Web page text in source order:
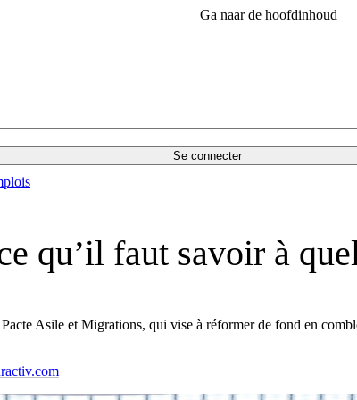
Ga naar de hoofdinhoud
Se connecter
qu’il faut savoir à
Asile et Migrations, qui vise à réformer de fond en